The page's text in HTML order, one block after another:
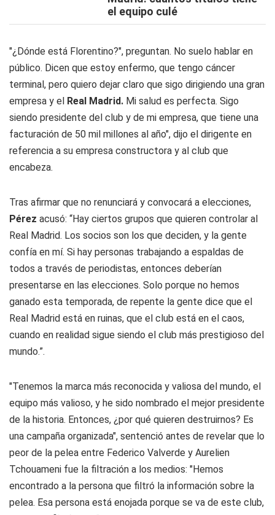
el equipo culé
"¿Dónde está Florentino?", preguntan. No suelo hablar en
público. Dicen que estoy enfermo, que tengo cáncer
terminal, pero quiero dejar claro que sigo dirigiendo una gran
empresa y el Real Madrid. Mi salud es perfecta. Sigo
siendo presidente del club y de mi empresa, que tiene una
facturación de 50 mil millones al año", dijo el dirigente en
referencia a su empresa constructora y al club que
encabeza.
Tras afirmar que no renunciará y convocará a elecciones,
Pérez acusó: “Hay ciertos grupos que quieren controlar al
Real Madrid. Los socios son los que deciden, y la gente
confía en mí. Si hay personas trabajando a espaldas de
todos a través de periodistas, entonces deberían
presentarse en las elecciones. Solo porque no hemos
ganado esta temporada, de repente la gente dice que el
Real Madrid está en ruinas, que el club está en el caos,
cuando en realidad sigue siendo el club más prestigioso del
mundo.”.
"Tenemos la marca más reconocida y valiosa del mundo, el
equipo más valioso, y he sido nombrado el mejor presidente
de la historia. Entonces, ¿por qué quieren destruirnos? Es
una campaña organizada", sentenció antes de revelar que lo
peor de la pelea entre Federico Valverde y Aurelien
Tchouameni fue la filtración a los medios: "Hemos
encontrado a la persona que filtró la información sobre la
pelea. Esa persona está enojada porque se va de este club,